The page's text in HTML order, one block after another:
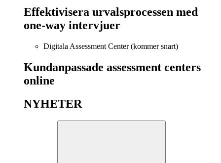
Effektivisera urvalsprocessen med
one-way intervjuer
Digitala Assessment Center (kommer snart)
Kundanpassade assessment centers
online
NYHETER